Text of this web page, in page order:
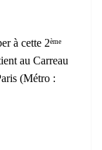
à cette 2ème
au Carreau
(Métro :